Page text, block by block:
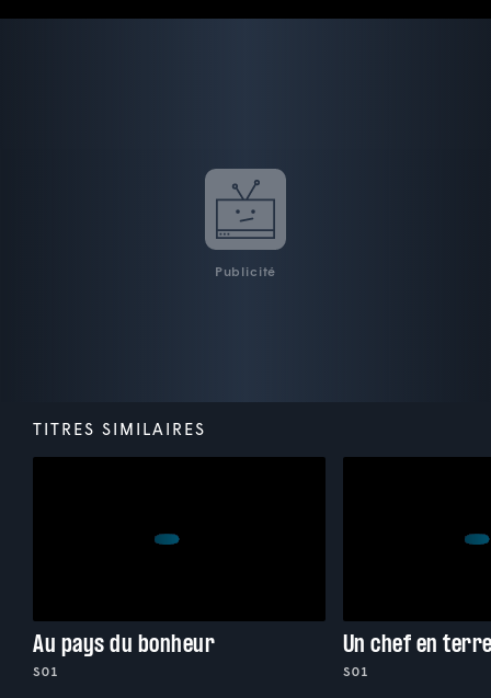
Publicité
TITRES SIMILAIRES
Au pays du bonheur
S01
Un chef en
S01